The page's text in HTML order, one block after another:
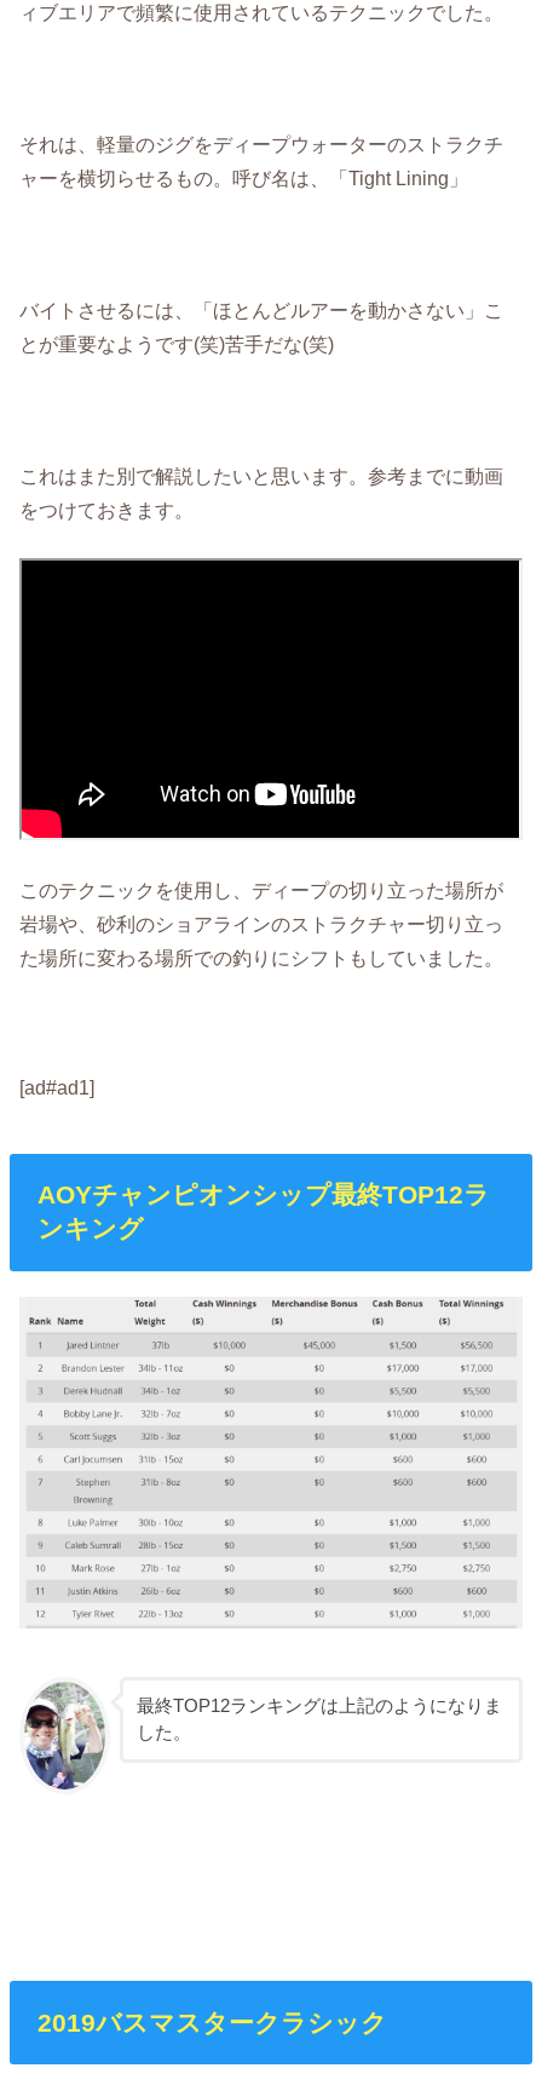
ィブエリアで頻繁に使用されているテクニックでした。
それは、軽量のジグをディープウォーターのストラクチ
ャーを横切らせるもの。呼び名は、「Tight Lining」
バイトさせるには、「ほとんどルアーを動かさない」こ
とが重要なようです(笑)苦手だな(笑)
これはまた別で解説したいと思います。参考までに動画
をつけておきます。
このテクニックを使用し、ディープの切り立った場所が
岩場や、砂利のショアラインのストラクチャー切り立っ
た場所に変わる場所での釣りにシフトもしていました。
[ad#ad1]
AOYチャンピオンシップ最終TOP12ラ
ンキング
最終TOP12ランキングは上記のようになりま
した。
2019バスマスタークラシック